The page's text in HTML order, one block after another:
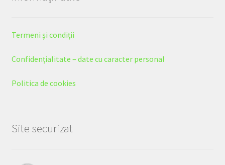
Termeni și condiții
Confidențialitate – date cu caracter personal
Politica de cookies
Site securizat